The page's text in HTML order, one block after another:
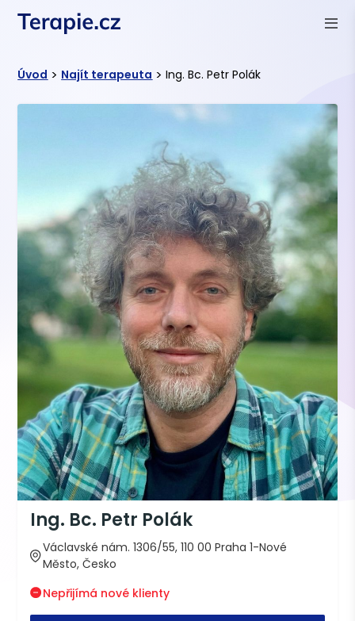
Úvod > Najít terapeuta > Ing. Bc. Petr Polák
Ing. Bc. Petr Polák
Václavské nám. 1306/55, 110 00 Praha 1-Nové
Město, Česko
Nepřijímá nové klienty